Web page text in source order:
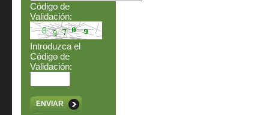
Código de
Validación:
Introduzca el
Código de
Validación:
ENVIAR